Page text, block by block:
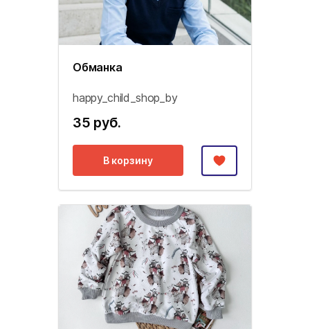
Обманка
happy_child_shop_by
35 руб.
В корзину